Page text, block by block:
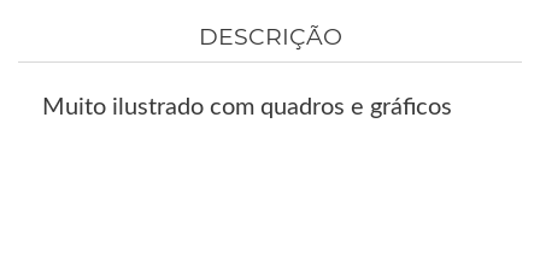
DESCRIÇÃO
Muito ilustrado com quadros e gráficos